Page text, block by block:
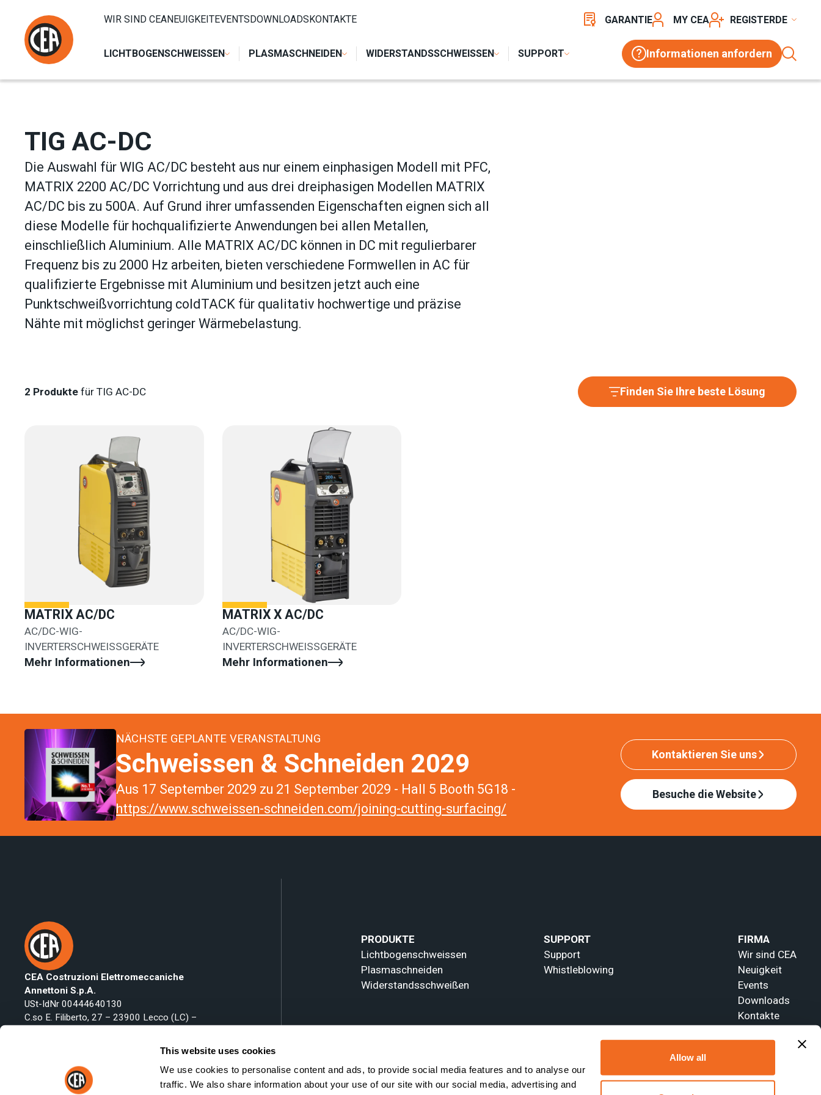
This website uses cookies
We use cookies to personalise content and ads, to provide social media features and to analyse our
traffic. We also share information about your use of our site with our social media, advertising and
Allow all
LICHTBOGENSCHWEISSEN PLASMASCHNEIDEN WIDERSTANDSSCHWEISSEN SUPPORT Informationen anfordern
WIR SIND CEANEUIGKEITEVENTSDOWNLOADSKONTAKTE GARANTIE MY CEA REGISTER
TIG AC-DC
Die Auswahl für WIG AC/DC besteht aus nur einem einphasigen Modell mit PFC,
MATRIX 2200 AC/DC Vorrichtung und aus drei dreiphasigen Modellen MATRIX
AC/DC bis zu 500A. Auf Grund ihrer umfassenden Eigenschaften eignen sich all
diese Modelle für hochqualifizierte Anwendungen bei allen Metallen,
einschließlich Aluminium. Alle MATRIX AC/DC können in DC mit regulierbarer
Frequenz bis zu 2000 Hz arbeiten, bieten verschiedene Formwellen in AC für
qualifizierte Ergebnisse mit Aluminium und besitzen jetzt auch eine
Punktschweißvorrichtung coldTACK für qualitativ hochwertige und präzise
Nähte mit möglichst geringer Wärmebelastung.
2 Produkte für TIG AC-DC Finden Sie Ihre beste Lösung
MATRIX AC/DC
AC/DC-WIG-
INVERTERSCHWEISSGERÄTE
Mehr Informationen
MATRIX X AC/DC
AC/DC-WIG-
INVERTERSCHWEISSGERÄTE
Mehr Informationen
NÄCHSTE GEPLANTE VERANSTALTUNG
Schweissen & Schneiden 2029
Aus 17 September 2029 zu 21 September 2029 - Hall 5 Booth 5G18 -
https://www.schweissen-schneiden.com/joining-cutting-surfacing/
Kontaktieren Sie uns
Besuche die Website
CEA Costruzioni Elettromeccaniche
Annettoni S.p.A.
USt-IdNr 00444640130
C.so E. Filiberto, 27 – 23900 Lecco (LC) –
export@ceaweld.com
PRODUKTE
Lichtbogenschweissen
Plasmaschneiden
Widerstandsschweißen
SUPPORT
Support
Whistleblowing
FIRMA
Wir sind CEA
Neuigkeit
Events
Downloads
Kontakte